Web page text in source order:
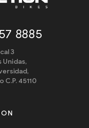
8885
3
Unidas,
C.P. 45110